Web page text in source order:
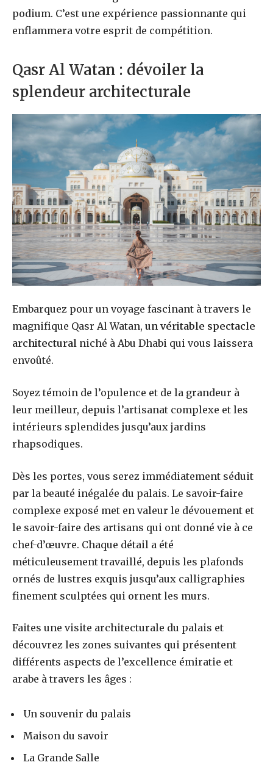
podium. C’est une expérience passionnante qui
enflammera votre esprit de compétition.
Qasr Al Watan : dévoiler la
splendeur architecturale
Embarquez pour un voyage fascinant à travers le
magnifique Qasr Al Watan, un véritable spectacle
architectural niché à Abu Dhabi qui vous laissera
envoûté.
Soyez témoin de l’opulence et de la grandeur à
leur meilleur, depuis l’artisanat complexe et les
intérieurs splendides jusqu’aux jardins
rhapsodiques.
Dès les portes, vous serez immédiatement séduit
par la beauté inégalée du palais. Le savoir-faire
complexe exposé met en valeur le dévouement et
le savoir-faire des artisans qui ont donné vie à ce
chef-d’œuvre. Chaque détail a été
méticuleusement travaillé, depuis les plafonds
ornés de lustres exquis jusqu’aux calligraphies
finement sculptées qui ornent les murs.
Faites une visite architecturale du palais et
découvrez les zones suivantes qui présentent
différents aspects de l’excellence émiratie et
arabe à travers les âges :
Un souvenir du palais
Maison du savoir
La Grande Salle